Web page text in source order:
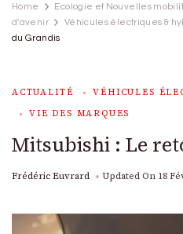
Home Ecologie et Nouvelles
d'avenir
Véhicules électriques &
du Grandis
ACTUALITÉ
VÉHICULES
VIE DES MARQUES
Mitsubishi : Le
Frédéric Euvrard Updated On 18